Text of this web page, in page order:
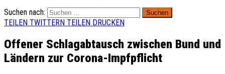
Suchen nach:
TEILEN TWITTERN TEILEN DRUCKEN
Offener Schlagabtausch zwischen Bund und
Ländern zur Corona-Impfpflicht